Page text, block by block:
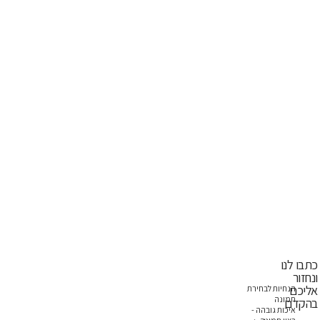
כתבו לנו
ונחזור
אליכם
בהקדם
הנחיות לבחירת
תמונה
איכות גובהה -